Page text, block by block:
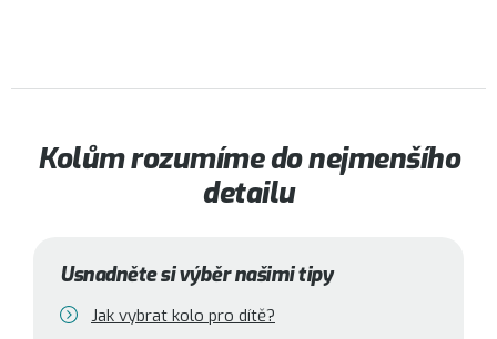
Kolům rozumíme do nejmenšího
detailu
Usnadněte si výběr našimi tipy
Jak vybrat kolo pro dítě?